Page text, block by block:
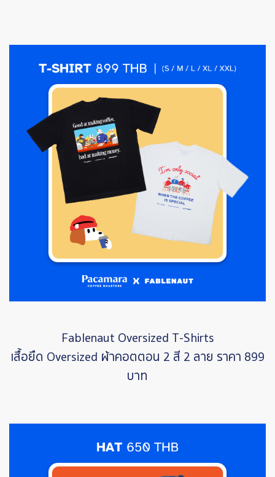
Fablenaut Oversized T-Shirts
เสื้อยืด Oversized ผ้าคอตตอน 2 สี 2 ลาย ราคา 899
บาท